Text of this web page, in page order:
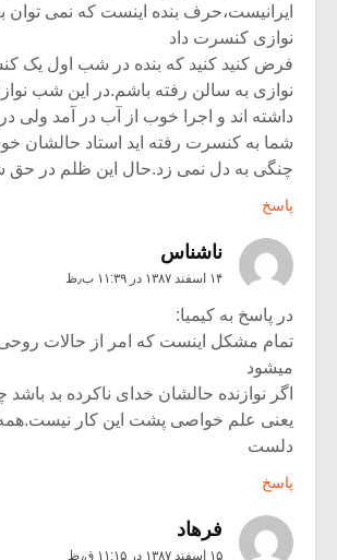
ایرانیست،حرف بنده اینست که نمی توان
نوازی کنسرت داد
فرض کنید کنید که بنده در شب اول یک
نوازی به سالن رفته باشم.در این شب
داشته اند و اجرا خوب از آب در آمد ولی
شما به کنسرت رفته اید استاد حالشان
چنگی به دل نمی زد.حال این ظلم در حق
پاسخ
ناشناس
۱۴ اسفند ۱۳۸۷ در ۱۱:۳۹ ب٫ظ
در پاسخ به کیمیا:
تمام مشکل اینست که امر از حالات
میشود
اگر نوازنده حالشان خدای ناکرده بد باشد
یعنی علم خواصی پشت این کار
دلست
پاسخ
فرهاد
۱۵ اسفند ۱۳۸۷ در ۱۱:۱۵ ق٫ظ